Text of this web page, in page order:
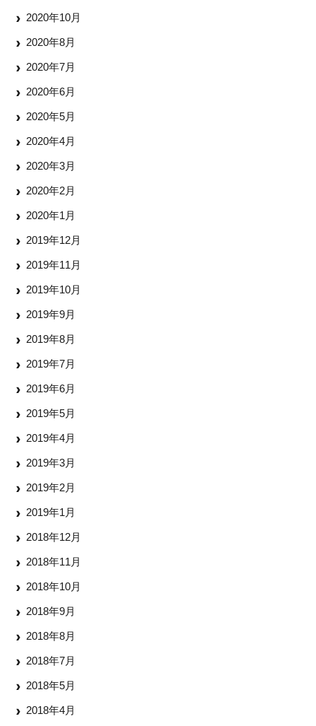
2020年10月
2020年8月
2020年7月
2020年6月
2020年5月
2020年4月
2020年3月
2020年2月
2020年1月
2019年12月
2019年11月
2019年10月
2019年9月
2019年8月
2019年7月
2019年6月
2019年5月
2019年4月
2019年3月
2019年2月
2019年1月
2018年12月
2018年11月
2018年10月
2018年9月
2018年8月
2018年7月
2018年5月
2018年4月